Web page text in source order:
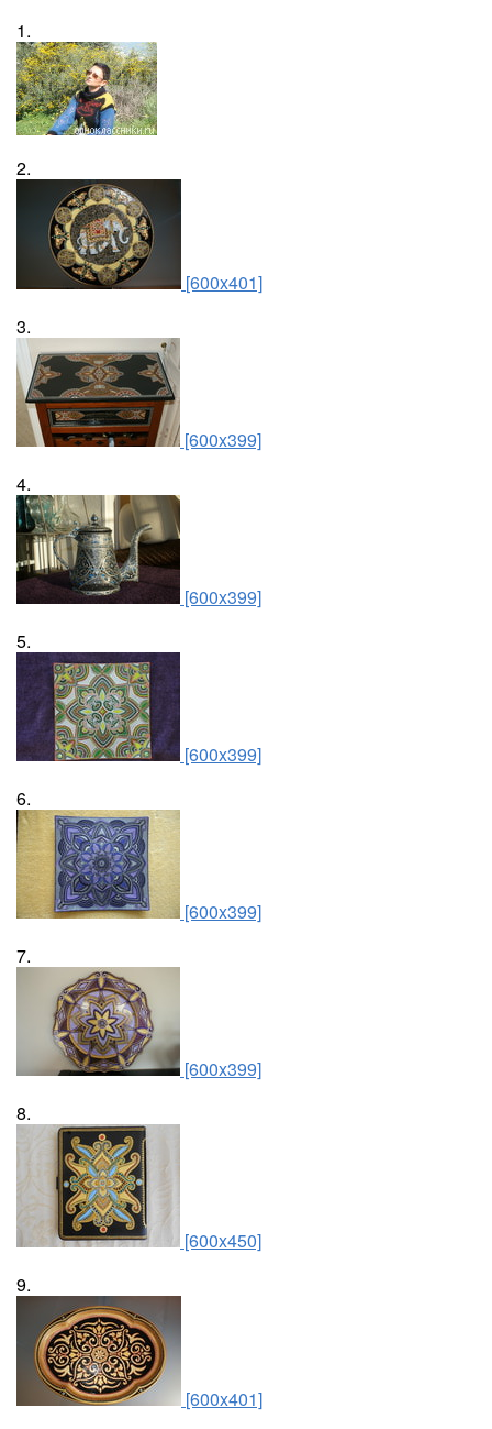
1.
2.
[600x401]
3.
[600x399]
4.
[600x399]
5.
[600x399]
6.
[600x399]
7.
[600x399]
8.
[600x450]
9.
[600x401]